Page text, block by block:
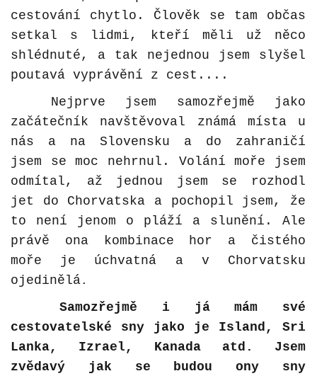
cestování chytlo. Člověk se tam občas
setkal s lidmi, kteří měli už něco
shlédnuté, a tak nejednou jsem slyšel
poutavá vyprávění z cest....
Nejprve jsem samozřejmě jako
začátečník navštěvoval známá místa u
nás a na Slovensku a do zahraničí
jsem se moc nehrnul. Volání moře jsem
odmítal, až jednou jsem se rozhodl
jet do Chorvatska a pochopil jsem, že
to není jenom o pláží a slunění. Ale
právě ona kombinace hor a čistého
moře je úchvatná a v Chorvatsku
ojedinělá.
Samozřejmě i já mám své
cestovatelské sny jako je Island, Sri
Lanka, Izrael, Kanada atd. Jsem
zvědavý jak se budou ony sny